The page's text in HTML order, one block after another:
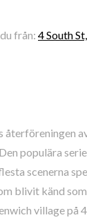
från: 4 South
återföreningen
populära
scenerna
blivit känd
village på